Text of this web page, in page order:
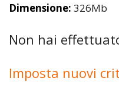
Dimensione: 326Mb
Non hai
Imposta nuovi